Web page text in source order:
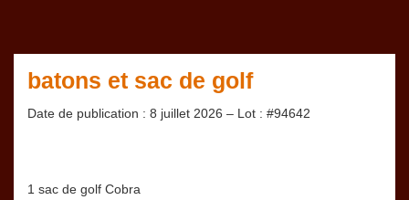
batons et sac de golf
Date de publication : 8 juillet 2026 – Lot : #94642
1 sac de golf Cobra